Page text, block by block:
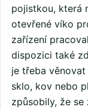
pojistkou, která
otevřené víko
zařízení
dispozici také
je třeba
sklo, kov nebo
způsobily, že